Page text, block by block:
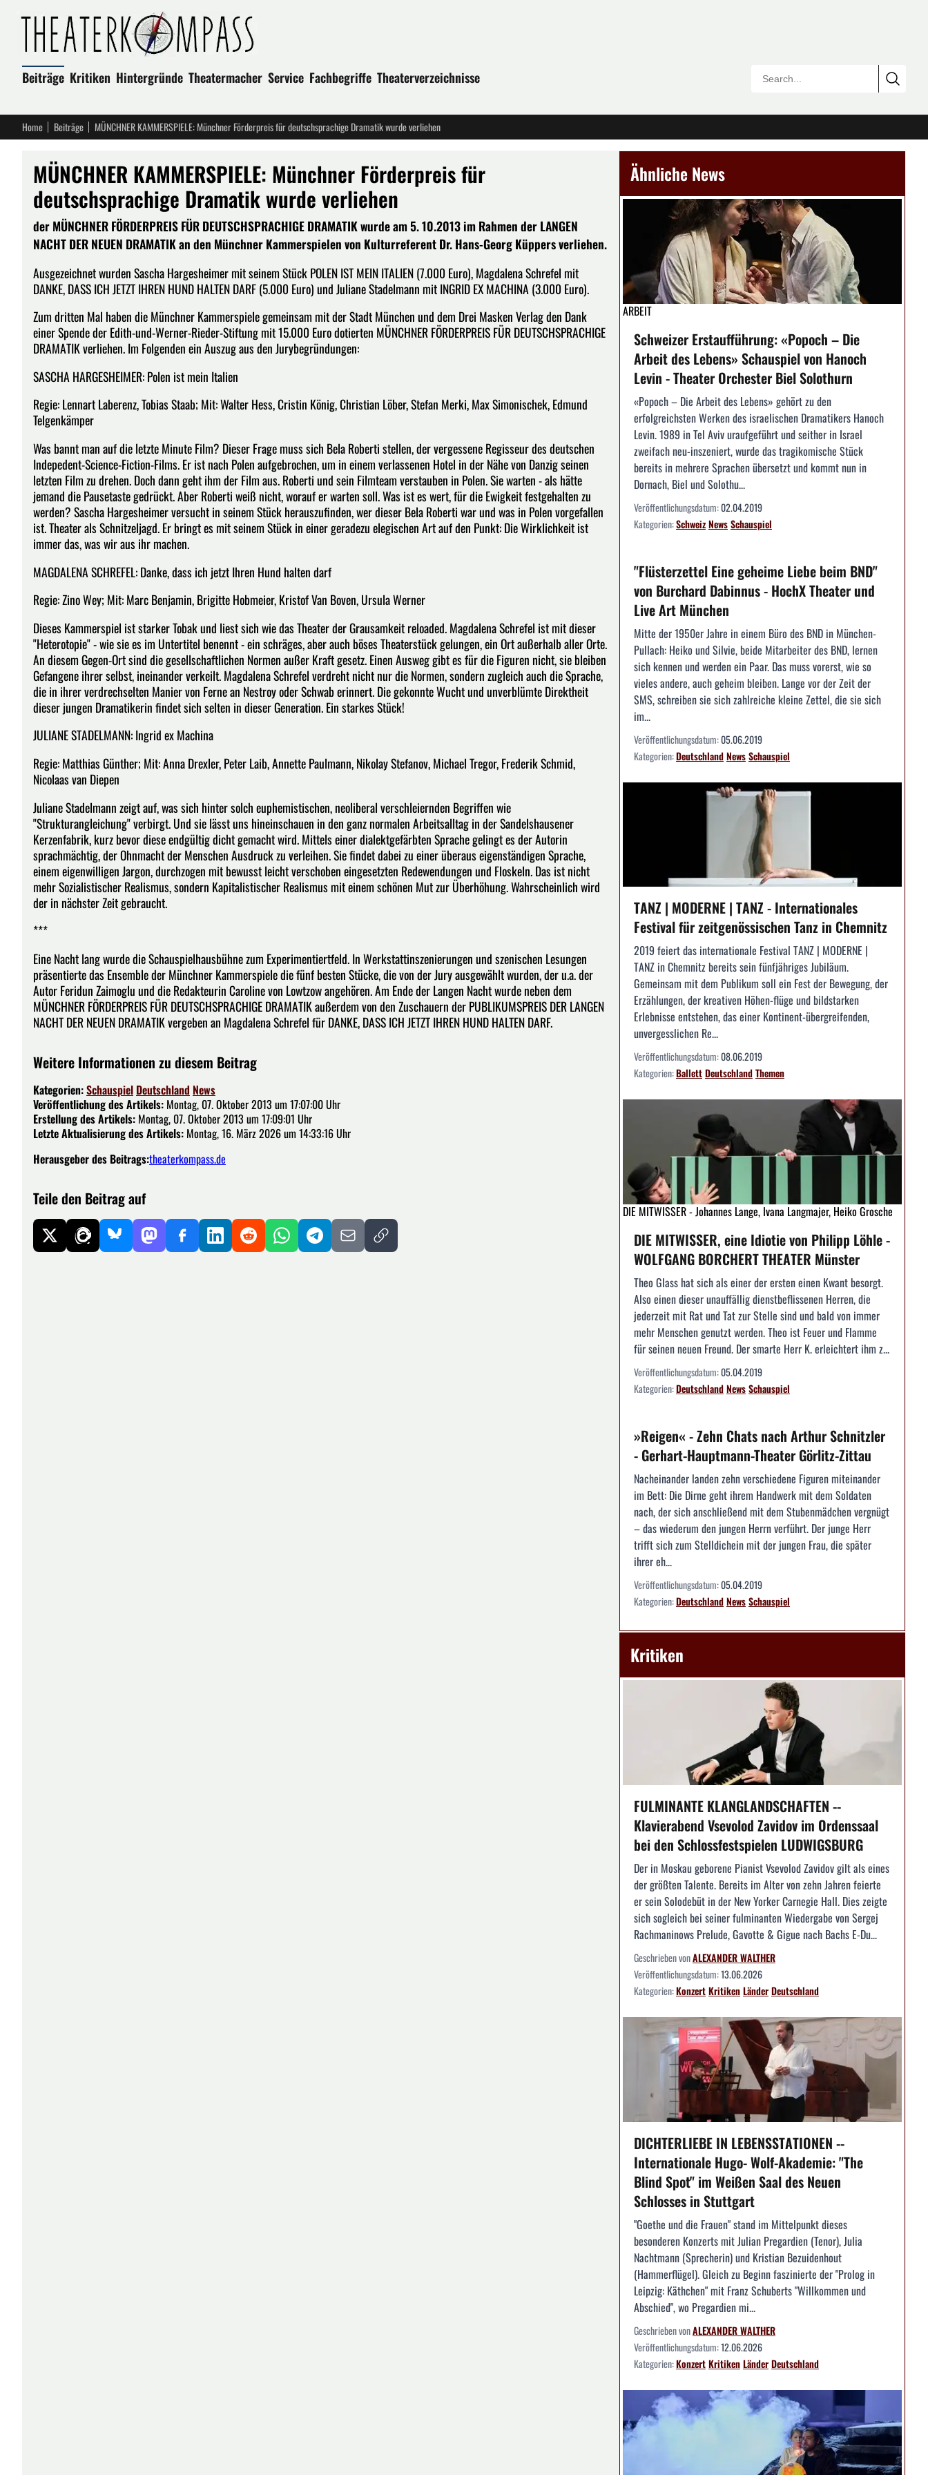
Beiträge Kritiken Hintergründe Theatermacher Service Fachbegriffe Theaterverzeichnisse
Home Beiträge MÜNCHNER KAMMERSPIELE: Münchner Förderpreis für deutschsprachige Dramatik wurde verliehen
MÜNCHNER KAMMERSPIELE: Münchner Förderpreis für
deutschsprachige Dramatik wurde verliehen
der MÜNCHNER FÖRDERPREIS FÜR DEUTSCHSPRACHIGE DRAMATIK wurde am 5. 10.2013 im Rahmen der LANGEN
NACHT DER NEUEN DRAMATIK an den Münchner Kammerspielen von Kulturreferent Dr. Hans-Georg Küppers verliehen.
Ausgezeichnet wurden Sascha Hargesheimer mit seinem Stück POLEN IST MEIN ITALIEN (7.000 Euro), Magdalena Schrefel mit
DANKE, DASS ICH JETZT IHREN HUND HALTEN DARF (5.000 Euro) und Juliane Stadelmann mit INGRID EX MACHINA (3.000 Euro).
Zum dritten Mal haben die Münchner Kammerspiele gemeinsam mit der Stadt München und dem Drei Masken Verlag den Dank
einer Spende der Edith-und-Werner-Rieder-Stiftung mit 15.000 Euro dotierten MÜNCHNER FÖRDERPREIS FÜR DEUTSCHSPRACHIGE
DRAMATIK verliehen. Im Folgenden ein Auszug aus den Jurybegründungen:
SASCHA HARGESHEIMER: Polen ist mein Italien
Regie: Lennart Laberenz, Tobias Staab; Mit: Walter Hess, Cristin König, Christian Löber, Stefan Merki, Max Simonischek, Edmund
Telgenkämper
Was bannt man auf die letzte Minute Film? Dieser Frage muss sich Bela Roberti stellen, der vergessene Regisseur des deutschen
Indepedent-Science-Fiction-Films. Er ist nach Polen aufgebrochen, um in einem verlassenen Hotel in der Nähe von Danzig seinen
letzten Film zu drehen. Doch dann geht ihm der Film aus. Roberti und sein Filmteam verstauben in Polen. Sie warten - als hätte
jemand die Pausetaste gedrückt. Aber Roberti weiß nicht, worauf er warten soll. Was ist es wert, für die Ewigkeit festgehalten zu
werden? Sascha Hargesheimer versucht in seinem Stück herauszufinden, wer dieser Bela Roberti war und was in Polen vorgefallen
ist. Theater als Schnitzeljagd. Er bringt es mit seinem Stück in einer geradezu elegischen Art auf den Punkt: Die Wirklichkeit ist
immer das, was wir aus ihr machen.
MAGDALENA SCHREFEL: Danke, dass ich jetzt Ihren Hund halten darf
Regie: Zino Wey; Mit: Marc Benjamin, Brigitte Hobmeier, Kristof Van Boven, Ursula Werner
Dieses Kammerspiel ist starker Tobak und liest sich wie das Theater der Grausamkeit reloaded. Magdalena Schrefel ist mit dieser
"Heterotopie" - wie sie es im Untertitel benennt - ein schräges, aber auch böses Theaterstück gelungen, ein Ort außerhalb aller Orte.
An diesem Gegen-Ort sind die gesellschaftlichen Normen außer Kraft gesetz. Einen Ausweg gibt es für die Figuren nicht, sie bleiben
Gefangene ihrer selbst, ineinander verkeilt. Magdalena Schrefel verdreht nicht nur die Normen, sondern zugleich auch die Sprache,
die in ihrer verdrechselten Manier von Ferne an Nestroy oder Schwab erinnert. Die gekonnte Wucht und unverblümte Direktheit
dieser jungen Dramatikerin findet sich selten in dieser Generation. Ein starkes Stück!
JULIANE STADELMANN: Ingrid ex Machina
Regie: Matthias Günther; Mit: Anna Drexler, Peter Laib, Annette Paulmann, Nikolay Stefanov, Michael Tregor, Frederik Schmid,
Nicolaas van Diepen
Juliane Stadelmann zeigt auf, was sich hinter solch euphemistischen, neoliberal verschleiernden Begriffen wie
"Strukturangleichung" verbirgt. Und sie lässt uns hineinschauen in den ganz normalen Arbeitsalltag in der Sandelshausener
Kerzenfabrik, kurz bevor diese endgültig dicht gemacht wird. Mittels einer dialektgefärbten Sprache gelingt es der Autorin
sprachmächtig, der Ohnmacht der Menschen Ausdruck zu verleihen. Sie findet dabei zu einer überaus eigenständigen Sprache,
einem eigenwilligen Jargon, durchzogen mit bewusst leicht verschoben eingesetzten Redewendungen und Floskeln. Das ist nicht
mehr Sozialistischer Realismus, sondern Kapitalistischer Realismus mit einem schönen Mut zur Überhöhung. Wahrscheinlich wird
der in nächster Zeit gebraucht.
***
Eine Nacht lang wurde die Schauspielhausbühne zum Experimentiertfeld. In Werkstattinszenierungen und szenischen Lesungen
präsentierte das Ensemble der Münchner Kammerspiele die fünf besten Stücke, die von der Jury ausgewählt wurden, der u.a. der
Autor Feridun Zaimoglu und die Redakteurin Caroline von Lowtzow angehören. Am Ende der Langen Nacht wurde neben dem
MÜNCHNER FÖRDERPREIS FÜR DEUTSCHSPRACHIGE DRAMATIK außerdem von den Zuschauern der PUBLIKUMSPREIS DER LANGEN
NACHT DER NEUEN DRAMATIK vergeben an Magdalena Schrefel für DANKE, DASS ICH JETZT IHREN HUND HALTEN DARF.
Weitere Informationen zu diesem Beitrag
Kategorien:Schauspiel Deutschland News
Veröffentlichung des Artikels: Montag, 07. Oktober 2013 um 17:07:00 Uhr
Erstellung des Artikels: Montag, 07. Oktober 2013 um 17:09:01 Uhr
Letzte Aktualisierung des Artikels: Montag, 16. März 2026 um 14:33:16 Uhr
Herausgeber des Beitrags:theaterkompass.de
Teile den Beitrag auf
Ähnliche News
ARBEIT
Schweizer Erstaufführung: «Popoch – Die
Arbeit des Lebens» Schauspiel von Hanoch
Levin - Theater Orchester Biel Solothurn
«Popoch – Die Arbeit des Lebens» gehört zu den
erfolgreichsten Werken des israelischen Dramatikers Hanoch
Levin. 1989 in Tel Aviv uraufgeführt und seither in Israel
zweifach neu-inszeniert, wurde das tragikomische Stück
bereits in mehrere Sprachen übersetzt und kommt nun in
Dornach, Biel und Solothu...
Veröffentlichungsdatum:02.04.2019
Kategorien:SchweizNewsSchauspiel
"Flüsterzettel Eine geheime Liebe beim BND"
von Burchard Dabinnus - HochX Theater und
Live Art München
Mitte der 1950er Jahre in einem Büro des BND in München-
Pullach: Heiko und Silvie, beide Mitarbeiter des BND, lernen
sich kennen und werden ein Paar. Das muss vorerst, wie so
vieles andere, auch geheim bleiben. Lange vor der Zeit der
SMS, schreiben sie sich zahlreiche kleine Zettel, die sie sich
im...
Veröffentlichungsdatum:05.06.2019
Kategorien:DeutschlandNewsSchauspiel
TANZ | MODERNE | TANZ - Internationales
Festival für zeitgenössischen Tanz in Chemnitz
2019 feiert das internationale Festival TANZ | MODERNE |
TANZ in Chemnitz bereits sein fünfjähriges Jubiläum.
Gemeinsam mit dem Publikum soll ein Fest der Bewegung, der
Erzählungen, der kreativen Höhen-flüge und bildstarken
Erlebnisse entstehen, das einer Kontinent-übergreifenden,
unvergesslichen Re...
Veröffentlichungsdatum:08.06.2019
Kategorien:BallettDeutschlandThemen
DIE MITWISSER - Johannes Lange, Ivana Langmajer, Heiko Grosche
DIE MITWISSER, eine Idiotie von Philipp Löhle -
WOLFGANG BORCHERT THEATER Münster
Theo Glass hat sich als einer der ersten einen Kwant besorgt.
Also einen dieser unauffällig dienstbeflissenen Herren, die
jederzeit mit Rat und Tat zur Stelle sind und bald von immer
mehr Menschen genutzt werden. Theo ist Feuer und Flamme
für seinen neuen Freund. Der smarte Herr K. erleichtert ihm z...
Veröffentlichungsdatum:05.04.2019
Kategorien:DeutschlandNewsSchauspiel
»Reigen« - Zehn Chats nach Arthur Schnitzler
- Gerhart-Hauptmann-Theater Görlitz-Zittau
Nacheinander landen zehn verschiedene Figuren miteinander
im Bett: Die Dirne geht ihrem Handwerk mit dem Soldaten
nach, der sich anschließend mit dem Stubenmädchen vergnügt
– das wiederum den jungen Herrn verführt. Der junge Herr
trifft sich zum Stelldichein mit der jungen Frau, die später
ihrer eh...
Veröffentlichungsdatum:05.04.2019
Kategorien:DeutschlandNewsSchauspiel
Kritiken
FULMINANTE KLANGLANDSCHAFTEN --
Klavierabend Vsevolod Zavidov im Ordenssaal
bei den Schlossfestspielen LUDWIGSBURG
Der in Moskau geborene Pianist Vsevolod Zavidov gilt als eines
der größten Talente. Bereits im Alter von zehn Jahren feierte
er sein Solodebüt in der New Yorker Carnegie Hall. Dies zeigte
sich sogleich bei seiner fulminanten Wiedergabe von Sergej
Rachmaninows Prelude, Gavotte & Gigue nach Bachs E-Du...
Geschrieben vonALEXANDER WALTHER
Veröffentlichungsdatum:13.06.2026
Kategorien:KonzertKritikenLänderDeutschland
DICHTERLIEBE IN LEBENSSTATIONEN --
Internationale Hugo- Wolf-Akademie: "The
Blind Spot" im Weißen Saal des Neuen
Schlosses in Stuttgart
"Goethe und die Frauen" stand im Mittelpunkt dieses
besonderen Konzerts mit Julian Pregardien (Tenor), Julia
Nachtmann (Sprecherin) und Kristian Bezuidenhout
(Hammerflügel). Gleich zu Beginn faszinierte der "Prolog in
Leipzig: Käthchen" mit Franz Schuberts "Willkommen und
Abschied", wo Pregardien mi...
Geschrieben vonALEXANDER WALTHER
Veröffentlichungsdatum:12.06.2026
Kategorien:KonzertKritikenLänderDeutschland